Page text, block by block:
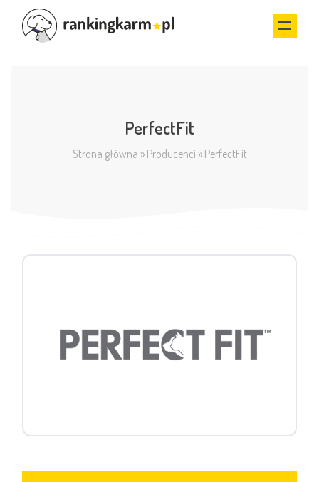
PerfectFit
Strona główna » Producenci » PerfectFit